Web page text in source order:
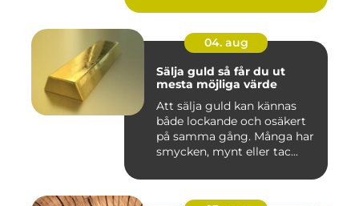
04. aug
Sälja guld så får du ut
mesta möjliga värde
Att sälja guld kan kännas
både lockande och osäkert
på samma gång. Många har
smycken, mynt eller tac...